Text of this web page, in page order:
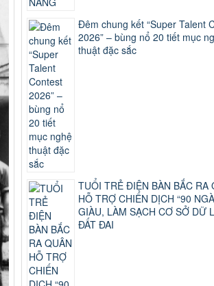
Đêm chung kết “Super Talent
2026” – bùng nổ 20 tiết mục
thuật đặc sắc
TUỔI TRẺ ĐIỆN BÀN BẮC RA
HỖ TRỢ CHIẾN DỊCH “90
GIÀU, LÀM SẠCH CƠ SỞ DỮ
ĐẤT ĐAI